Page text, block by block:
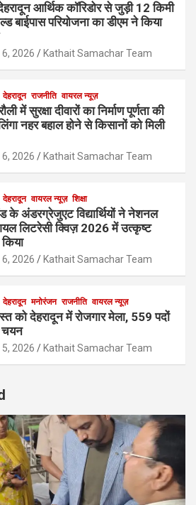
आर्थिक कॉरिडोर से जुड़ी 12 किमी
बाईपास परियोजना का डीएम ने किया
2026 Kathait Samachar Team
देहरादून राजनीति वायरल न्यूज़
में सुरक्षा दीवारों का निर्माण पूर्णता की
नहर बहाल होने से किसानों को मिली
2026 Kathait Samachar Team
देहरादून वायरल न्यूज़ शिक्षा
के अंडरग्रेजुएट विद्यार्थियों ने नेशनल
लिटरेसी क्विज़ 2026 में उत्कृष्ट
2026 Kathait Samachar Team
देहरादून मनोरंजन राजनीति वायरल न्यूज़
को देहरादून में रोजगार मेला, 559 पदों
चयन
2026 Kathait Samachar Team